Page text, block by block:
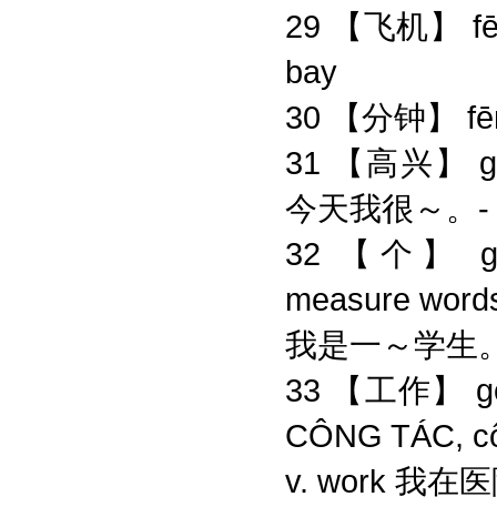
29 【飞机】
bay
30 【分钟】
31 【高兴】
今天我很～。
32 【个】
measure
我是一～学生
33 【工作】
CÔNG TÁC,
v. work 我在